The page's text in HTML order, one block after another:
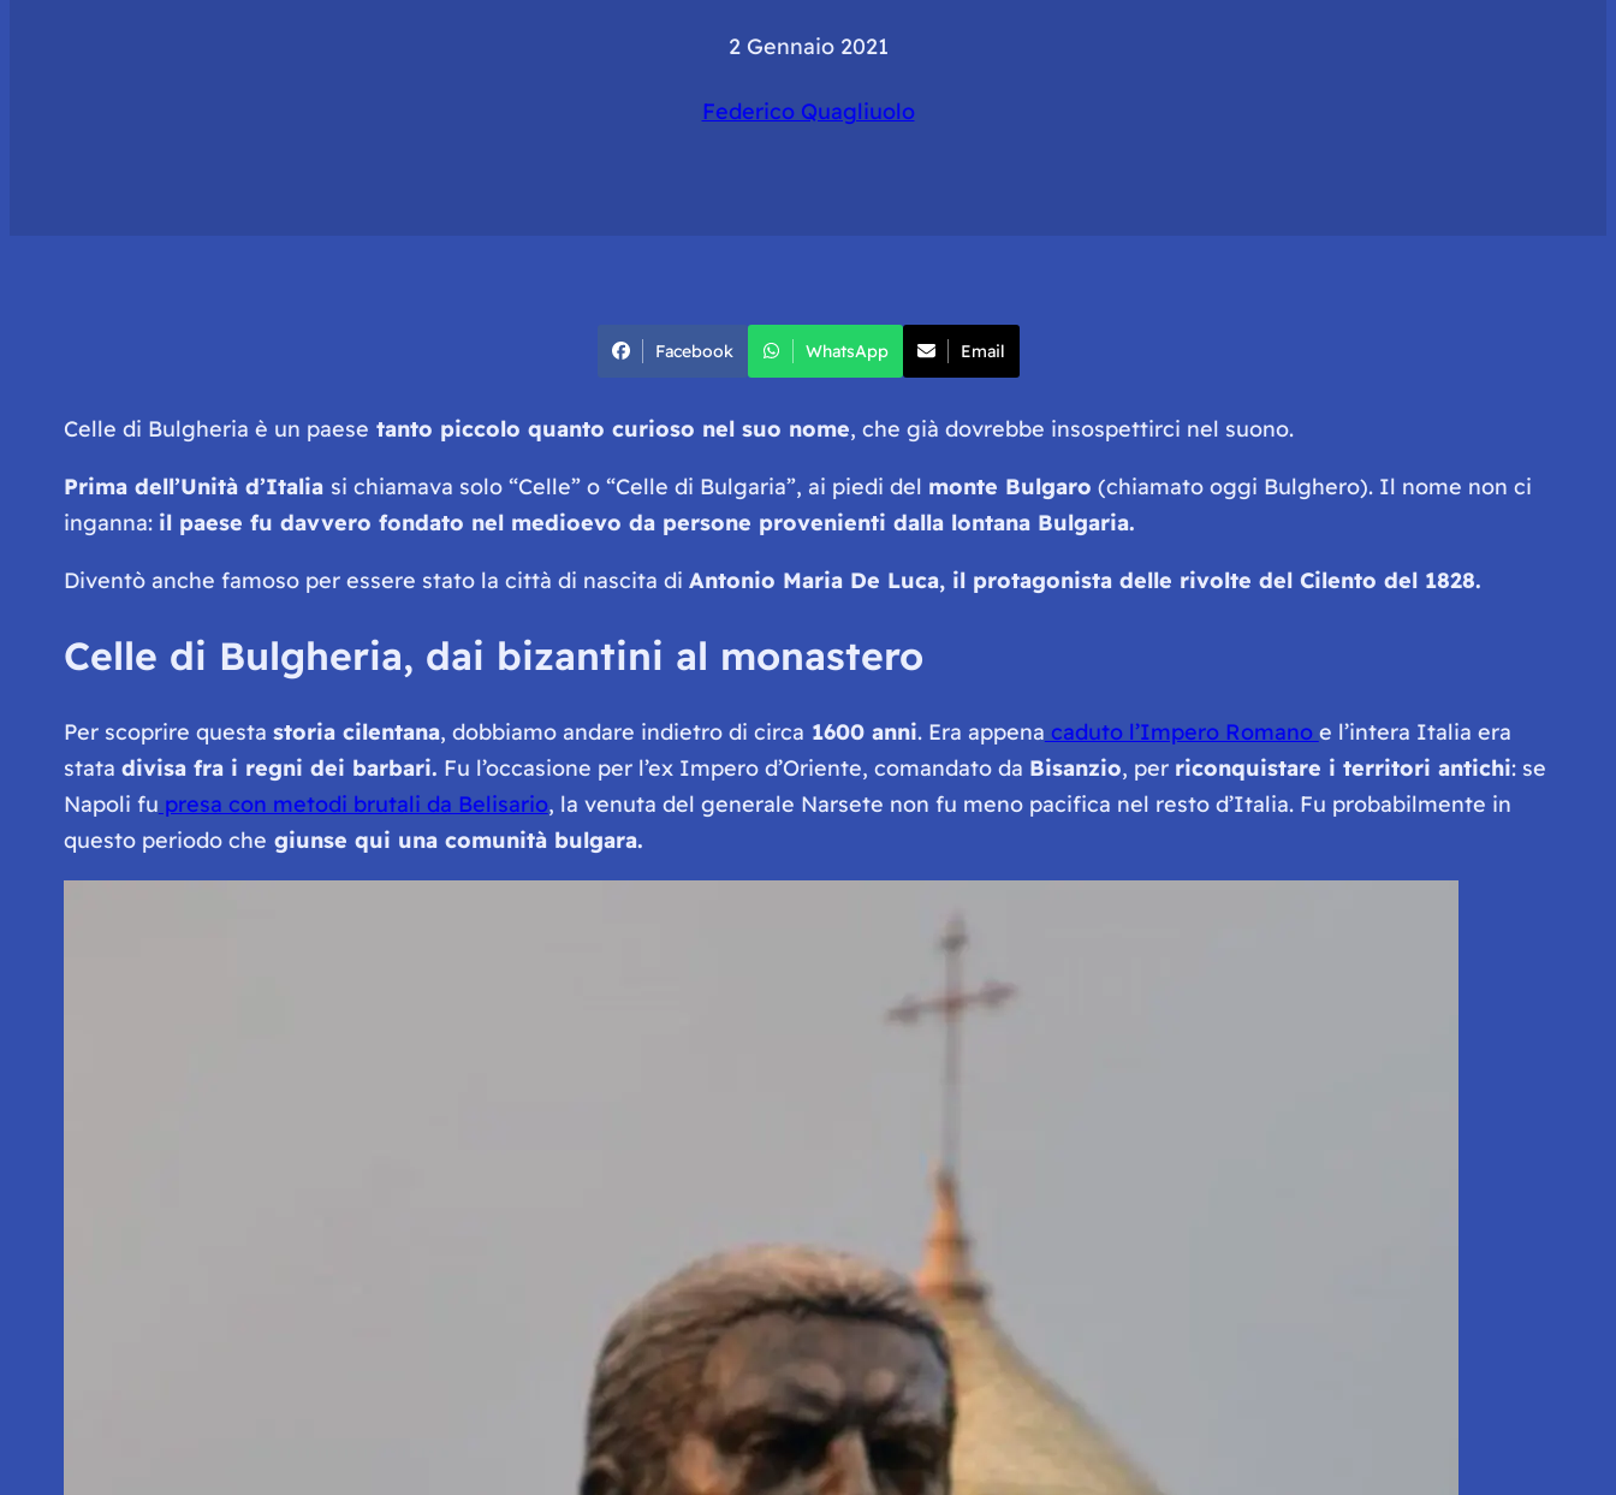
2 Gennaio 2021
Federico Quagliuolo
Facebook WhatsApp Email
Celle di Bulgheria è un paese tanto piccolo quanto curioso nel suo nome, che già dovrebbe insospettirci nel suono.
Prima dell’Unità d’Italia si chiamava solo “Celle” o “Celle di Bulgaria”, ai piedi del monte Bulgaro (chiamato oggi Bulghero). Il nome non ci
inganna: il paese fu davvero fondato nel medioevo da persone provenienti dalla lontana Bulgaria.
Diventò anche famoso per essere stato la città di nascita di Antonio Maria De Luca, il protagonista delle rivolte del Cilento del 1828.
Celle di Bulgheria, dai bizantini al monastero
Per scoprire questa storia cilentana, dobbiamo andare indietro di circa 1600 anni. Era appena caduto l’Impero Romano e l’intera Italia era
stata divisa fra i regni dei barbari. Fu l’occasione per l’ex Impero d’Oriente, comandato da Bisanzio, per riconquistare i territori antichi: se
Napoli fu presa con metodi brutali da Belisario, la venuta del generale Narsete non fu meno pacifica nel resto d’Italia. Fu probabilmente in
questo periodo che giunse qui una comunità bulgara.